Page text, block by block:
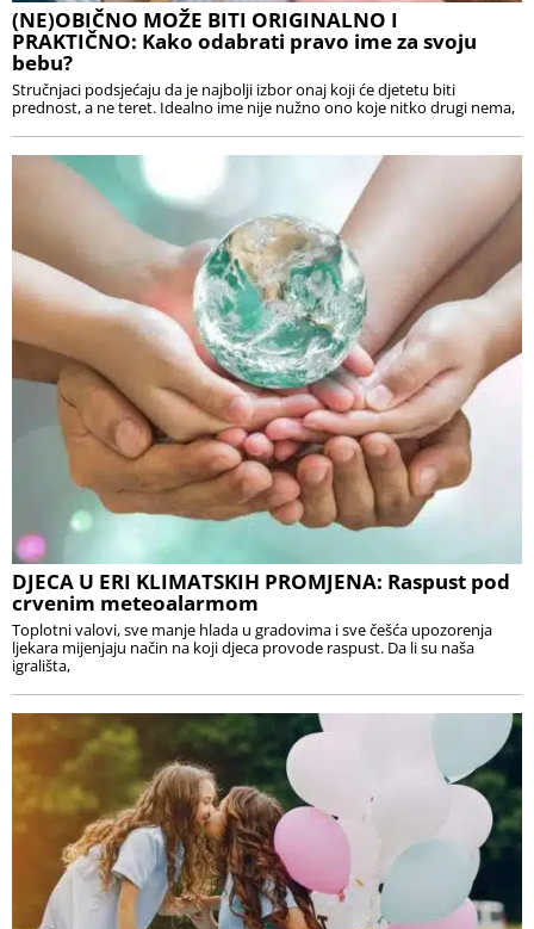
(NE)OBIČNO MOŽE BITI ORIGINALNO I
PRAKTIČNO: Kako odabrati pravo ime za svoju
bebu?
Stručnjaci podsjećaju da je najbolji izbor onaj koji će djetetu biti
prednost, a ne teret. Idealno ime nije nužno ono koje nitko drugi nema,
DJECA U ERI KLIMATSKIH PROMJENA: Raspust pod
crvenim meteoalarmom
Toplotni valovi, sve manje hlada u gradovima i sve češća upozorenja
ljekara mijenjaju način na koji djeca provode raspust. Da li su naša
igrališta,